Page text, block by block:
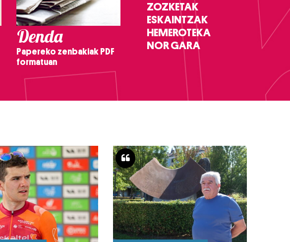
Denda
Papereko zenbakiak PDF
formatuan
ZOZKETAK
ESKAINTZAK
HEMEROTEKA
NOR GARA